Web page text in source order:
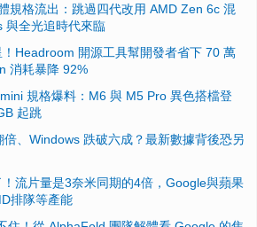
規格流出：跳過四代改用 AMD Zen 6c 混
與全光追時代來臨
Headroom 開源工具幫開發者省下 70 萬
消耗暴降 92%
規格爆料：M6 與 M5 Pro 異色搭檔登
起跳
、Windows 跌破六成？最新數據背後恐另
流片量是3奈米同期的4倍，Google與蘋果
排隊等產能